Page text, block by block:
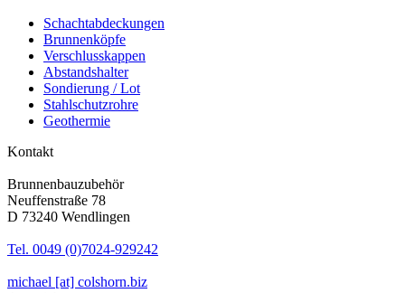
Schachtabdeckungen
Brunnenköpfe
Verschlusskappen
Abstandshalter
Sondierung / Lot
Stahlschutzrohre
Geothermie
Kontakt
Brunnenbauzubehör
Neuffenstraße 78
D 73240 Wendlingen
Tel. 0049 (0)7024-929242
michael [at] colshorn.biz